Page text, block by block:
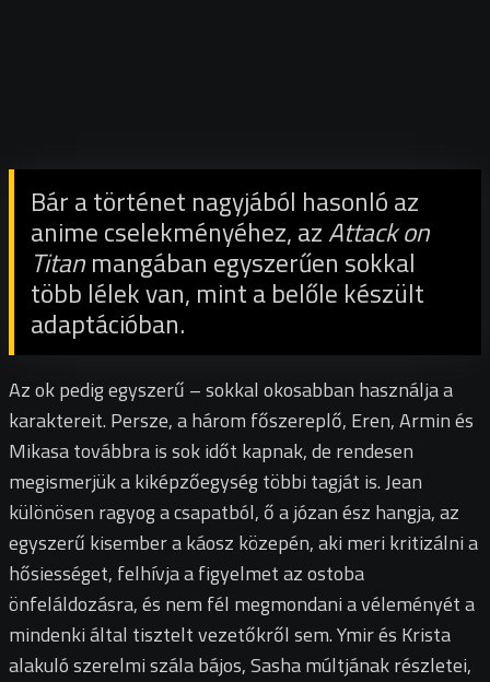
Bár a történet nagyjából hasonló az
anime cselekményéhez, azAttack on
Titanmangában egyszerűen sokkal
több lélek van, mint a belőle készült
adaptációban.
Az ok pedig egyszerű – sokkal okosabban használja a
karaktereit. Persze, a három főszereplő, Eren, Armin és
Mikasa továbbra is sok időt kapnak, de rendesen
megismerjük a kiképzőegység többi tagját is. Jean
különösen ragyog a csapatból, ő a józan ész hangja, az
egyszerű kisember a káosz közepén, aki meri kritizálni a
hősiességet, felhívja a figyelmet az ostoba
önfeláldozásra, és nem fél megmondani a véleményét a
mindenki által tisztelt vezetőkről sem. Ymir és Krista
alakuló szerelmi szála bájos, Sasha múltjának részletei,